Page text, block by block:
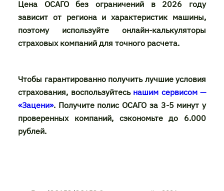
Цена ОСАГО без ограничений в 2026 году
зависит от региона и характеристик машины,
поэтому используйте онлайн-калькуляторы
страховых компаний для точного расчета.
Чтобы гарантированно получить лучшие условия
страхования, воспользуйтесь нашим сервисом —
«Зацени». Получите полис ОСАГО за 3-5 минут у
проверенных компаний, сэкономьте до 6.000
рублей.